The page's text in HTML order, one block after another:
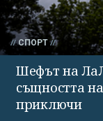
СПОРТ
Шефът на
същността
приключи